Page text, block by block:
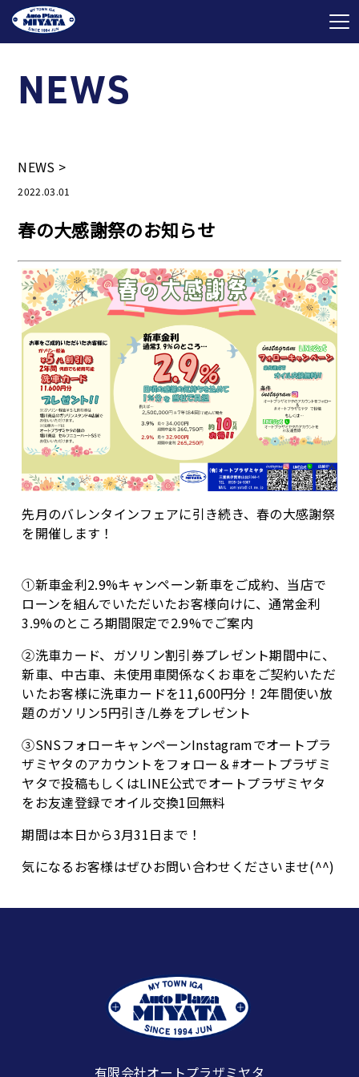
NEWS
NEWS >
2022.03.01
春の大感謝祭のお知らせ
先月のバレンタインフェアに引き続き、春の大感謝祭
を開催します！
①新車金利2.9%キャンペーン新車をご成約、当店で
ローンを組んでいただいたお客様向けに、通常金利
3.9%のところ期間限定で2.9%でご案内
②洗車カード、ガソリン割引券プレゼント期間中に、
新車、中古車、未使用車関係なくお車をご契約いただ
いたお客様に洗車カードを11,600円分！2年間使い放
題のガソリン5円引き/L券をプレゼント
③SNSフォローキャンペーンInstagramでオートプラ
ザミヤタのアカウントをフォロー＆#オートプラザミ
ヤタで投稿もしくはLINE公式でオートプラザミヤタ
をお友達登録でオイル交換1回無料
期間は本日から3月31日まで！
気になるお客様はぜひお問い合わせくださいませ(^^)
有限会社オートプラザミヤタ